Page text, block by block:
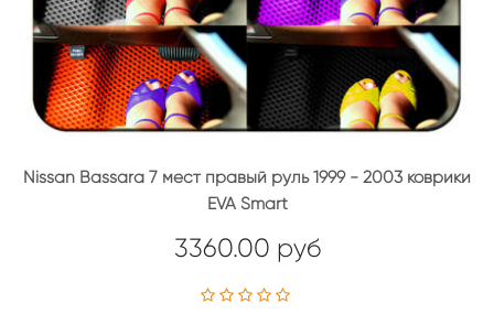
Nissan Bassara 7 мест правый руль 1999 - 2003 коврики
EVA Smart
3360.00 руб